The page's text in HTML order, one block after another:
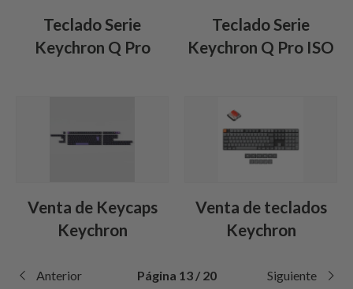
Teclado Serie
Keychron Q Pro
Teclado Serie
Keychron Q Pro ISO
Venta de Keycaps
Keychron
Venta de teclados
Keychron
Anterior Página 13 / 20 Siguiente